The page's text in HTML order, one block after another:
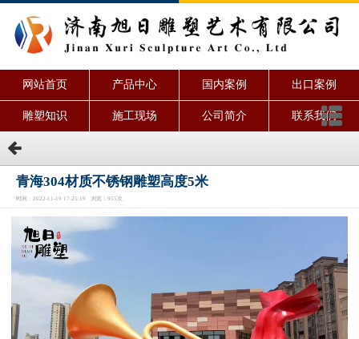
网站首页 产品中心 国内案例 出口案例
雕塑知识 施工现场 公司简介 联系我们
青海304材质不锈钢雕塑高度5米
时间：2022-11-19 17:25:19 浏览：955次